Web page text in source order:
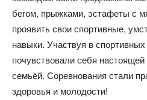
бегом, прыжками, эстафеты с
проявить свои спортивные,
навыки. Участвуя в спортивных
почувствовали себя
семьёй. Соревнования стали
здоровья и молодости!